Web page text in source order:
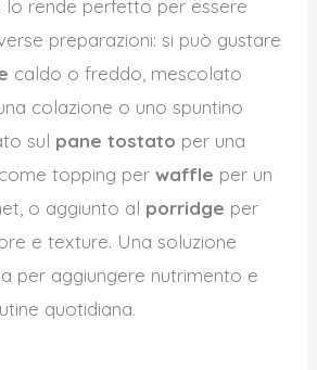
lo rende perfetto per essere
preparazioni: si può gustare
caldo o freddo, mescolato
colazione o uno spuntino
sul pane tostato per una
topping perwaffle per un
o aggiunto al porridge per
e texture. Una soluzione
per aggiungere nutrimento e
quotidiana.